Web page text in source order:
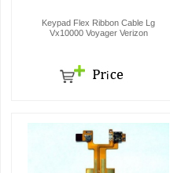
Keypad Flex Ribbon Cable Lg
Vx10000 Voyager Verizon